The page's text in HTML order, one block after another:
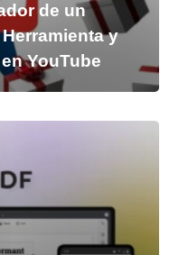
de un
y
YouTube